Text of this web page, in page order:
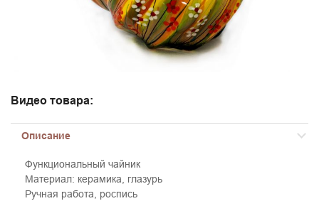
Видео товара:
Описание
Функциональный чайник
Материал: керамика, глазурь
Ручная работа, роспись